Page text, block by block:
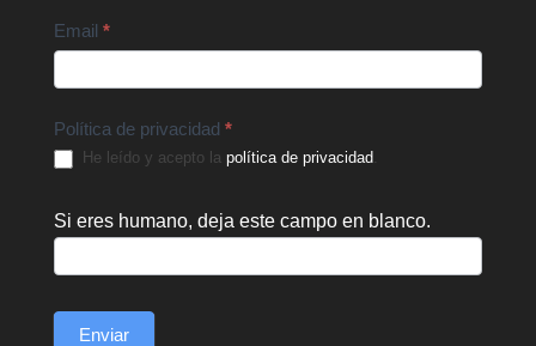
Email *
Política de privacidad *
He leído y acepto la política de privacidad.
Si eres humano, deja este campo en blanco.
Enviar